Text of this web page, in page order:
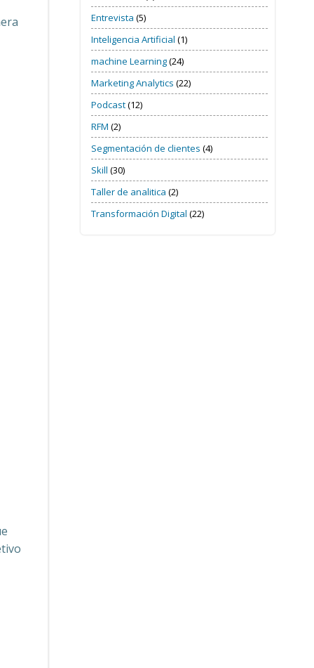
Entrevista (5)
Inteligencia Artificial (1)
machine Learning(24)
Marketing Analytics (22)
Podcast(12)
RFM (2)
Segmentación de clientes (4)
Skill (30)
Taller de analitica (2)
Transformación Digital (22)